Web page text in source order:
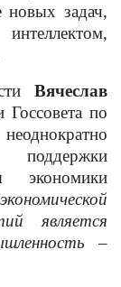
новых задач,
Вячеслав
Госсовета по
экономики
является
–